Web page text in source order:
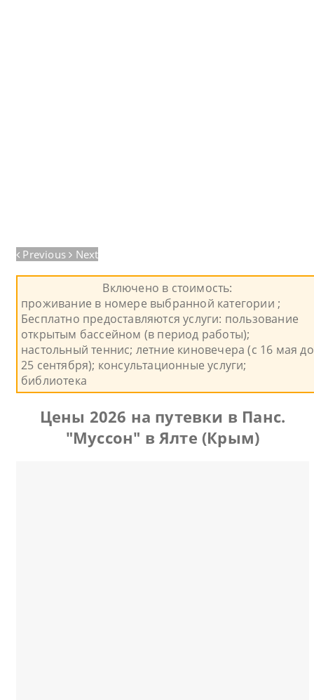
Previous Next
Включено в стоимость:
проживание в номере выбранной категории ;
Бесплатно предоставляются услуги: пользование
открытым бассейном (в период работы);
настольный теннис; летние киновечера (с 16 мая до
25 сентября); консультационные услуги;
библиотека
Цены 2026 на путевки в Панс.
"Муссон" в Ялте (Крым)